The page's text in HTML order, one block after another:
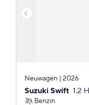
Neuwagen | 2026
Suzuki Swift 1.2
Benzin